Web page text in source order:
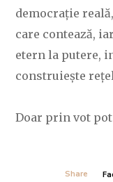
democrație
care contează,
etern la putere,
construiește
Doar prin vot
Share